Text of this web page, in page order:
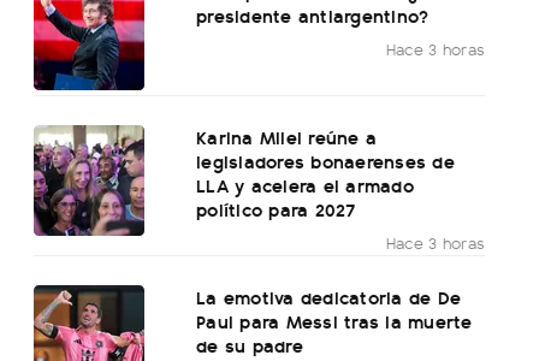
presidente antiargentino?
Hace 3 horas
Karina Milei reúne a
legisladores bonaerenses de
LLA y acelera el armado
político para 2027
Hace 3 horas
La emotiva dedicatoria de De
Paul para Messi tras la muerte
de su padre